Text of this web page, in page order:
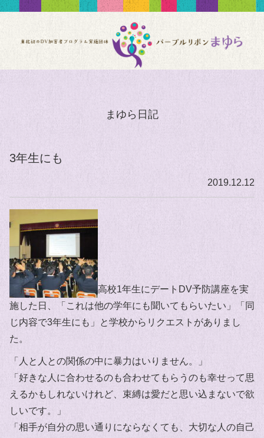
まゆら日記
3年生にも
2019.12.12
高校1年生にデートDV予防講座を実
施した日、「これは他の学年にも聞いてもらいたい」「同
じ内容で3年生にも」と学校からリクエストがありまし
た。
「人と人との関係の中に暴力はいりません。」
「好きな人に合わせるのも合わせてもらうのも幸せって思
えるかもしれないけれど、束縛は愛だと思い込まないで欲
しいです。」
「相手が自分の思い通りにならなくても、大切な人の自己